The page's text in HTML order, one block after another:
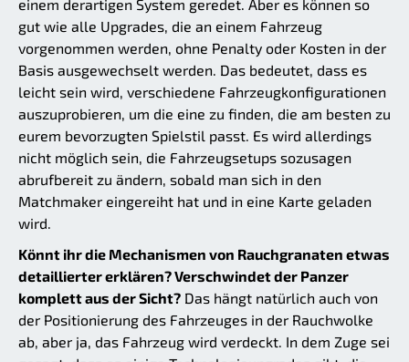
einem derartigen System geredet. Aber es können so
gut wie alle Upgrades, die an einem Fahrzeug
vorgenommen werden, ohne Penalty oder Kosten in der
Basis ausgewechselt werden. Das bedeutet, dass es
leicht sein wird, verschiedene Fahrzeugkonfigurationen
auszuprobieren, um die eine zu finden, die am besten zu
eurem bevorzugten Spielstil passt. Es wird allerdings
nicht möglich sein, die Fahrzeugsetups sozusagen
abrufbereit zu ändern, sobald man sich in den
Matchmaker eingereiht hat und in eine Karte geladen
wird.
Könnt ihr die Mechanismen von Rauchgranaten etwas
detaillierter erklären? Verschwindet der Panzer
komplett aus der Sicht? Das hängt natürlich auch von
der Positionierung des Fahrzeuges in der Rauchwolke
ab, aber ja, das Fahrzeug wird verdeckt. In dem Zuge sei